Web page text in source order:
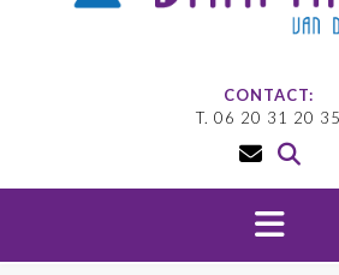
CONTACT:
T. 06 20 31 20 35